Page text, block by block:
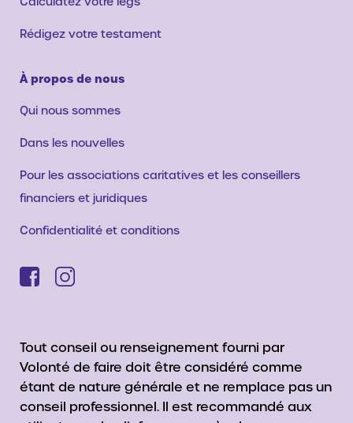
Rédigez votre testament
À propos de nous
Qui nous sommes
Dans les nouvelles
Pour les associations caritatives et les conseillers
financiers et juridiques
Confidentialité et conditions
Tout conseil ou renseignement fourni par
Volonté de faire doit être considéré comme
étant de nature générale et ne remplace pas un
conseil professionnel. Il est recommandé aux